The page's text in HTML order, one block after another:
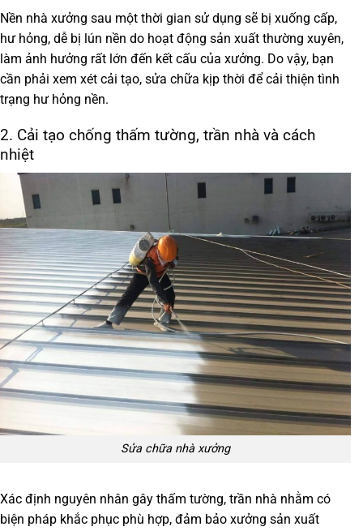
Nền nhà xưởng sau một thời gian sử dụng sẽ bị xuống cấp,
hư hỏng, dễ bị lún nền do hoạt động sản xuất thường xuyên,
làm ảnh hưởng rất lớn đến kết cấu của xưởng. Do vậy, bạn
cần phải xem xét cải tạo, sửa chữa kịp thời để cải thiện tình
trạng hư hỏng nền.
2. Cải tạo chống thấm tường, trần nhà và cách
nhiệt
Sửa chữa nhà xưởng
Xác định nguyên nhân gây thấm tường, trần nhà nhằm có
biện pháp khắc phục phù hợp, đảm bảo xưởng sản xuất